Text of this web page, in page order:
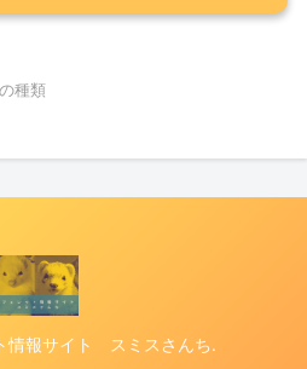
種類
情報サイト スミスさんち.